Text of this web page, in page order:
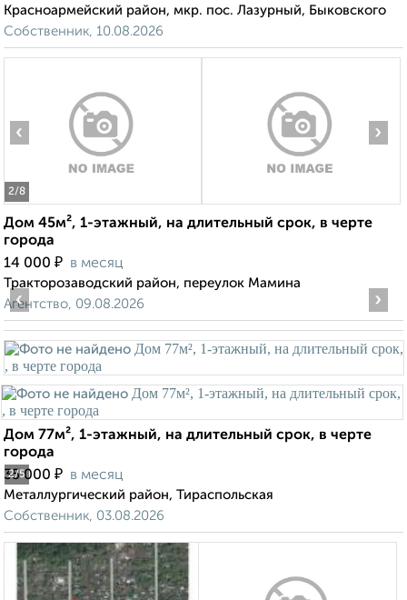
Красноармейский район, мкр. пос. Лазурный, Быковского
Собственник, 10.08.2026
2/8
‹ ›
Дом 45м², 1-этажный, на длительный срок, в черте
города
14 000 ₽ в месяц
Тракторозаводский район, переулок Мамина
Агентство, 09.08.2026
2/5
‹ ›
Дом 77м², 1-этажный, на длительный срок, в черте
города
35 000 ₽ в месяц
Металлургический район, Тираспольская
Собственник, 03.08.2026